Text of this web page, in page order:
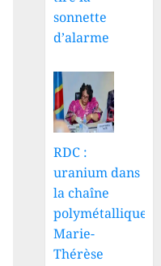
sonnette
d’alarme
RDC :
uranium dans
la chaîne
polymétallique,
Marie-
Thérèse